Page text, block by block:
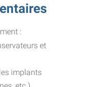
:
et
implants